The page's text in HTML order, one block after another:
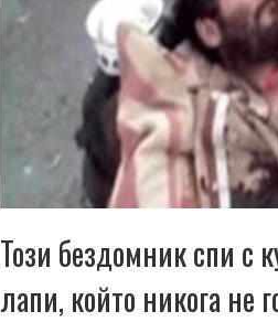
Този бездомник спи с
лапи, който никога не